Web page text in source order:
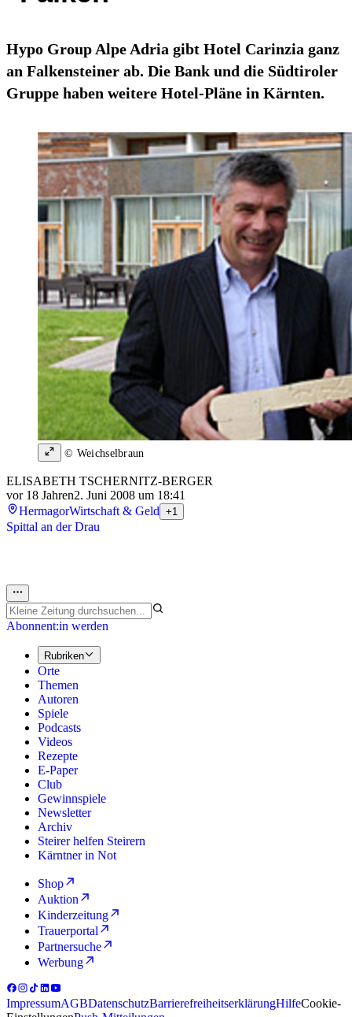
Hypo Group Alpe Adria gibt Hotel Carinzia ganz
an Falkensteiner ab. Die Bank und die Südtiroler
Gruppe haben weitere Hotel-Pläne in Kärnten.
© Weichselbraun
ELISABETH TSCHERNITZ-BERGER
vor 18 Jahren2. Juni 2008 um 18:41
HermagorWirtschaft & Geld +1
Spittal an der Drau
Abonnent:in werden
Rubriken
Orte
Themen
Autoren
Spiele
Podcasts
Videos
Rezepte
E-Paper
Club
Gewinnspiele
Newsletter
Archiv
Steirer helfen Steirern
Kärntner in Not
Shop
Auktion
Kinderzeitung
Trauerportal
Partnersuche
Werbung
ImpressumAGBDatenschutzBarrierefreiheitserklärungHilfeCookie-